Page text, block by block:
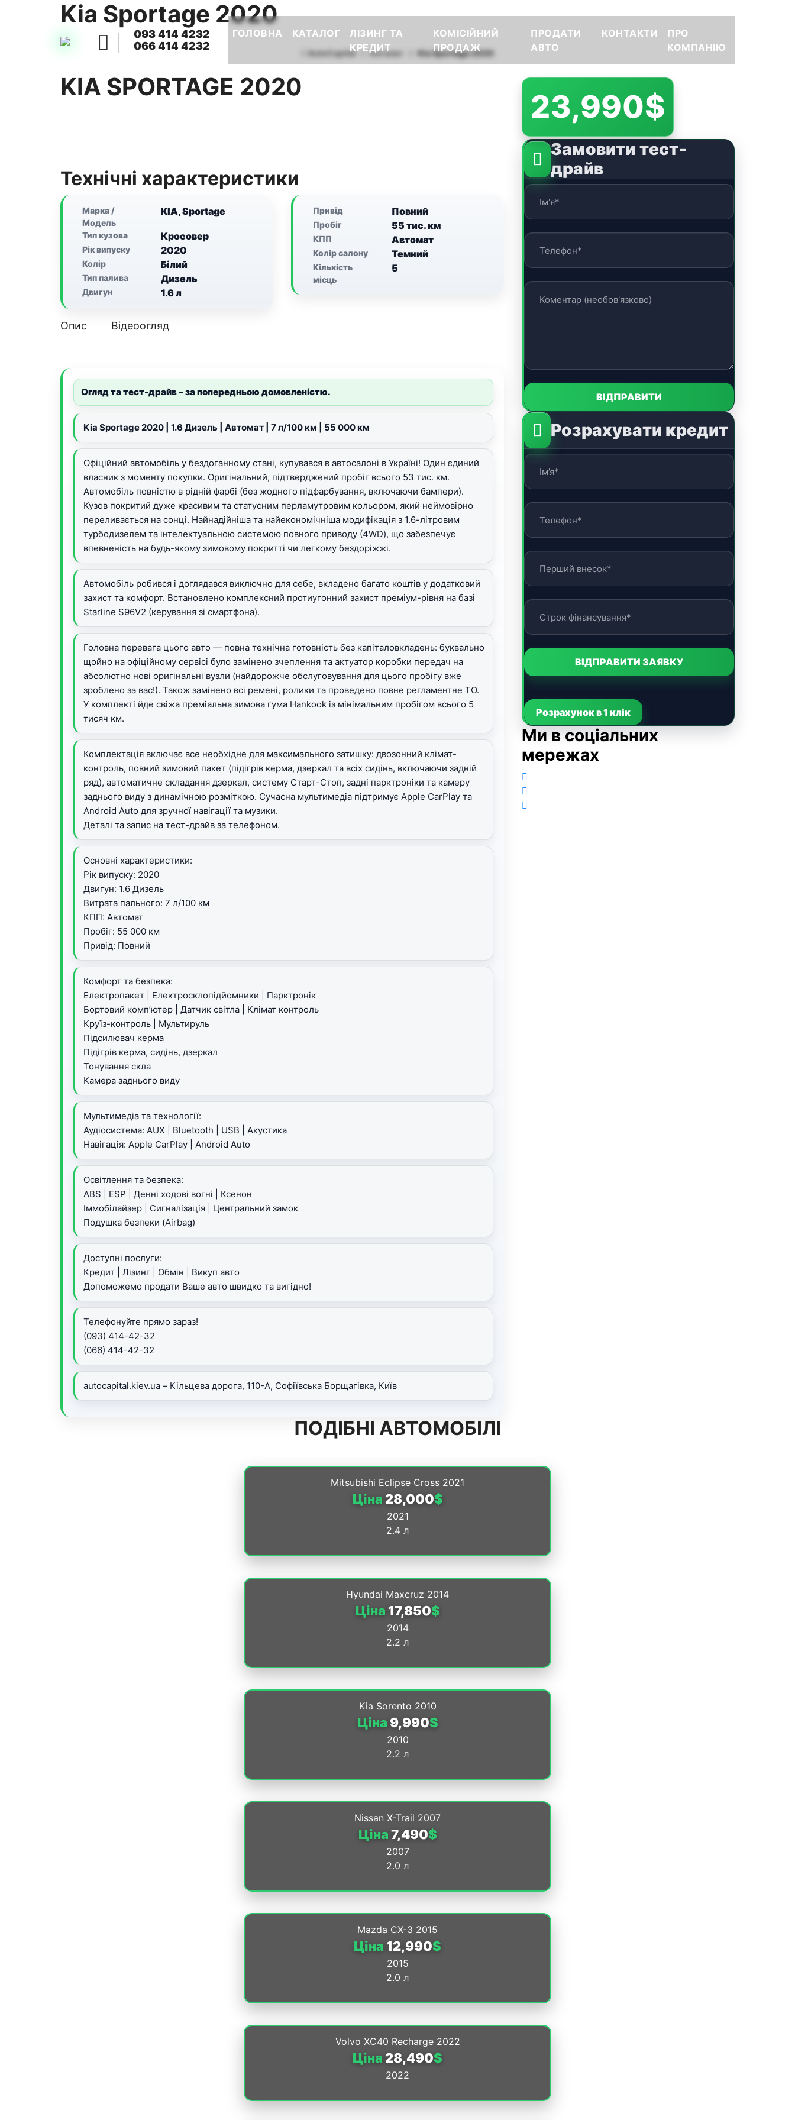
093 414 4232
066 414 4232
ГОЛОВНА КАТАЛОГ
ЛІЗИНГ ТА
КРЕДИТ
КОМІСІЙНИЙ
ПРОДАЖ
ПРОДАТИ
АВТО
КОНТАКТИ
ПРО
КОМПАНІЮ
Kia Sportage 2020
AutoCapital Каталог Kia Sportage 2020
KIA SPORTAGE 2020
23,990$
Технічні характеристики
Марка /
Модель
KIA, Sportage
Тип кузова Кросовер
Рік випуску 2020
Колір Білий
Тип палива Дизель
Двигун 1.6 л
Привід Повний
Пробіг 55 тис. км
КПП Автомат
Колір салону Темний
Кількість
місць
5
Опис Відеоогляд
Огляд та тест-драйв – за попередньою домовленістю.
Kia Sportage 2020 | 1.6 Дизель | Автомат | 7 л/100 км | 55 000 км
Офіційний автомобіль у бездоганному стані, купувався в автосалоні в Україні! Один єдиний
власник з моменту покупки. Оригінальний, підтверджений пробіг всього 53 тис. км.
Автомобіль повністю в рідній фарбі (без жодного підфарбування, включаючи бампери).
Кузов покритий дуже красивим та статусним перламутровим кольором, який неймовірно
переливається на сонці. Найнадійніша та найекономічніша модифікація з 1.6-літровим
турбодизелем та інтелектуальною системою повного приводу (4WD), що забезпечує
впевненість на будь-якому зимовому покритті чи легкому бездоріжжі.
Автомобіль робився і доглядався виключно для себе, вкладено багато коштів у додатковий
захист та комфорт. Встановлено комплексний протиугонний захист преміум-рівня на базі
Starline S96V2 (керування зі смартфона).
Головна перевага цього авто — повна технічна готовність без капіталовкладень: буквально
щойно на офіційному сервісі було замінено зчеплення та актуатор коробки передач на
абсолютно нові оригінальні вузли (найдорожче обслуговування для цього пробігу вже
зроблено за вас!). Також замінено всі ремені, ролики та проведено повне регламентне ТО.
У комплекті йде свіжа преміальна зимова гума Hankook із мінімальним пробігом всього 5
тисяч км.
Комплектація включає все необхідне для максимального затишку: двозонний клімат-
контроль, повний зимовий пакет (підігрів керма, дзеркал та всіх сидінь, включаючи задній
ряд), автоматичне складання дзеркал, систему Старт-Стоп, задні парктроніки та камеру
заднього виду з динамічною розміткою. Сучасна мультимедіа підтримує Apple CarPlay та
Android Auto для зручної навігації та музики.
Деталі та запис на тест-драйв за телефоном.
Основні характеристики:
Рік випуску: 2020
Двигун: 1.6 Дизель
Витрата пального: 7 л/100 км
КПП: Автомат
Пробіг: 55 000 км
Привід: Повний
Комфорт та безпека:
Електропакет | Електросклопідйомники | Парктронік
Бортовий комп’ютер | Датчик світла | Клімат контроль
Круїз-контроль | Мультируль
Підсилювач керма
Підігрів керма, сидінь, дзеркал
Тонування скла
Камера заднього виду
Мультимедіа та технології:
Аудіосистема: AUX | Bluetooth | USB | Акустика
Навігація: Apple CarPlay | Android Auto
Освітлення та безпека:
ABS | ESP | Денні ходові вогні | Ксенон
Іммобілайзер | Сигналізація | Центральний замок
Подушка безпеки (Airbag)
Доступні послуги:
Кредит | Лізинг | Обмін | Викуп авто
Допоможемо продати Ваше авто швидко та вигідно!
Телефонуйте прямо зараз!
(093) 414-42-32
(066) 414-42-32
autocapital.kiev.ua – Кільцева дорога, 110-А, Софіївська Борщагівка, Київ
Замовити тест-
драйв
Розрахувати кредит
Розрахунок в 1 клік
Ми в соціальних
мережах
ПОДІБНІ АВТОМОБІЛІ
Mitsubishi Eclipse Cross 2021
Ціна28,000$
2021
2.4 л
Hyundai Maxcruz 2014
Ціна 17,850$
2014
2.2 л
Kia Sorento 2010
Ціна 9,990$
2010
2.2 л
Nissan X-Trail 2007
Ціна7,490$
2007
2.0 л
Mazda CX-3 2015
Ціна 12,990$
2015
2.0 л
Volvo XC40 Recharge 2022
Ціна28,490$
2022